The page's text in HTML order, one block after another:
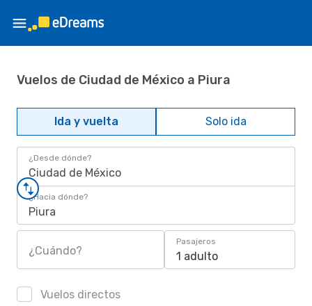
Vuelos de Ciudad de México a Piura
Ida y vuelta Solo ida
¿Desde dónde?
Ciudad de México
¿Hacia dónde?
Piura
¿Cuándo?
Pasajeros
1 adulto
Vuelos directos